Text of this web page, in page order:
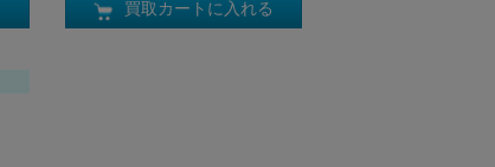
買取カートに入れる